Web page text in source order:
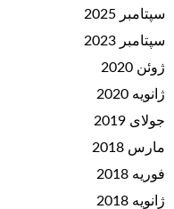
سپتامبر 2025
سپتامبر 2023
ژوئن 2020
ژانویه 2020
جولای 2019
مارس 2018
فوریه 2018
ژانویه 2018